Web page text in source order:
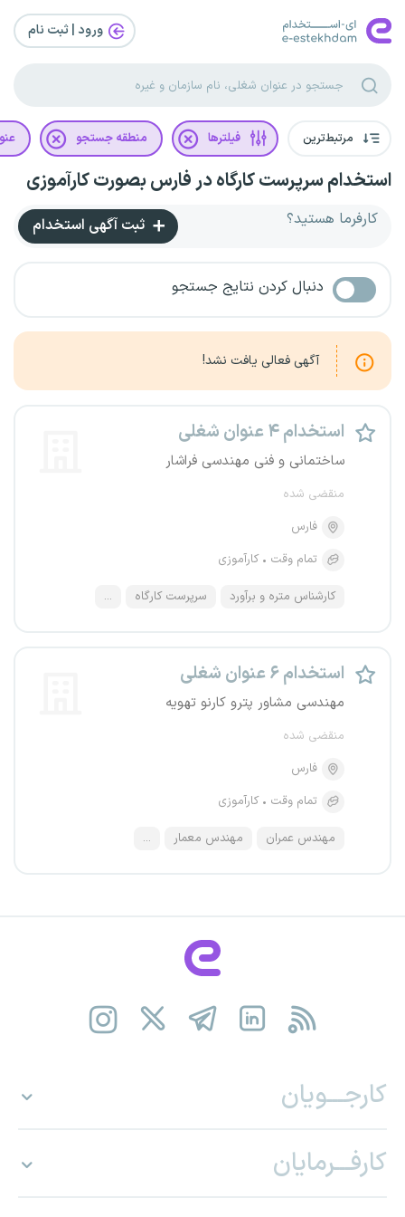
ورود | ثبت‌ نام
مرتبط‌ترین فیلترها منطقه جستجو
استخدام سرپرست کارگاه در فارس بصورت کارآموزی
کارفرما هستید؟ ثبت آگهی استخدام
دنبال کردن نتایج جستجو
آگهی فعالی یافت نشد!
استخدام ۴ عنوان شغلی
ساختمانی و فنی مهندسی فراشار
منقضی شده
فارس
تمام وقت
کارآموزی
کارشناس متره و برآورد سرپرست کارگاه ...
استخدام ۶ عنوان شغلی
مهندسی مشاور پترو کارنو تهویه
منقضی شده
فارس
تمام وقت
کارآموزی
مهندس عمران مهندس معمار ...
کارجـــویان
کارفـــرمایان